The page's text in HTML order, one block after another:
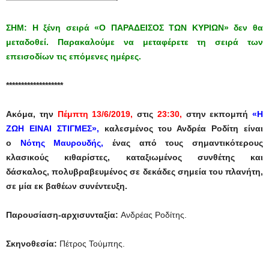
ΣΗΜ: Η ξένη σειρά «Ο ΠΑΡΑΔΕΙΣΟΣ ΤΩΝ ΚΥΡΙΩΝ» δεν θα
μεταδοθεί. Παρακαλούμε να μεταφέρετε τη σειρά των
επεισοδίων τις επόμενες ημέρες.
*******************
Ακόμα, την Πέμπτη 13/6/2019, στις 23:30, στην εκπομπή «Η
ΖΩΗ ΕΙΝΑΙ ΣΤΙΓΜΕΣ», καλεσμένος του Ανδρέα Ροδίτη είναι
o Νότης Μαυρουδής, ένας από τους σημαντικότερους
κλασικούς κιθαρίστες, καταξιωμένος συνθέτης και
δάσκαλος, πολυβραβευμένος σε δεκάδες σημεία του πλανήτη,
σε μία εκ βαθέων συνέντευξη.
Παρουσίαση-αρχισυνταξία: Ανδρέας Ροδίτης.
Σκηνοθεσία: Πέτρος Τούμπης.